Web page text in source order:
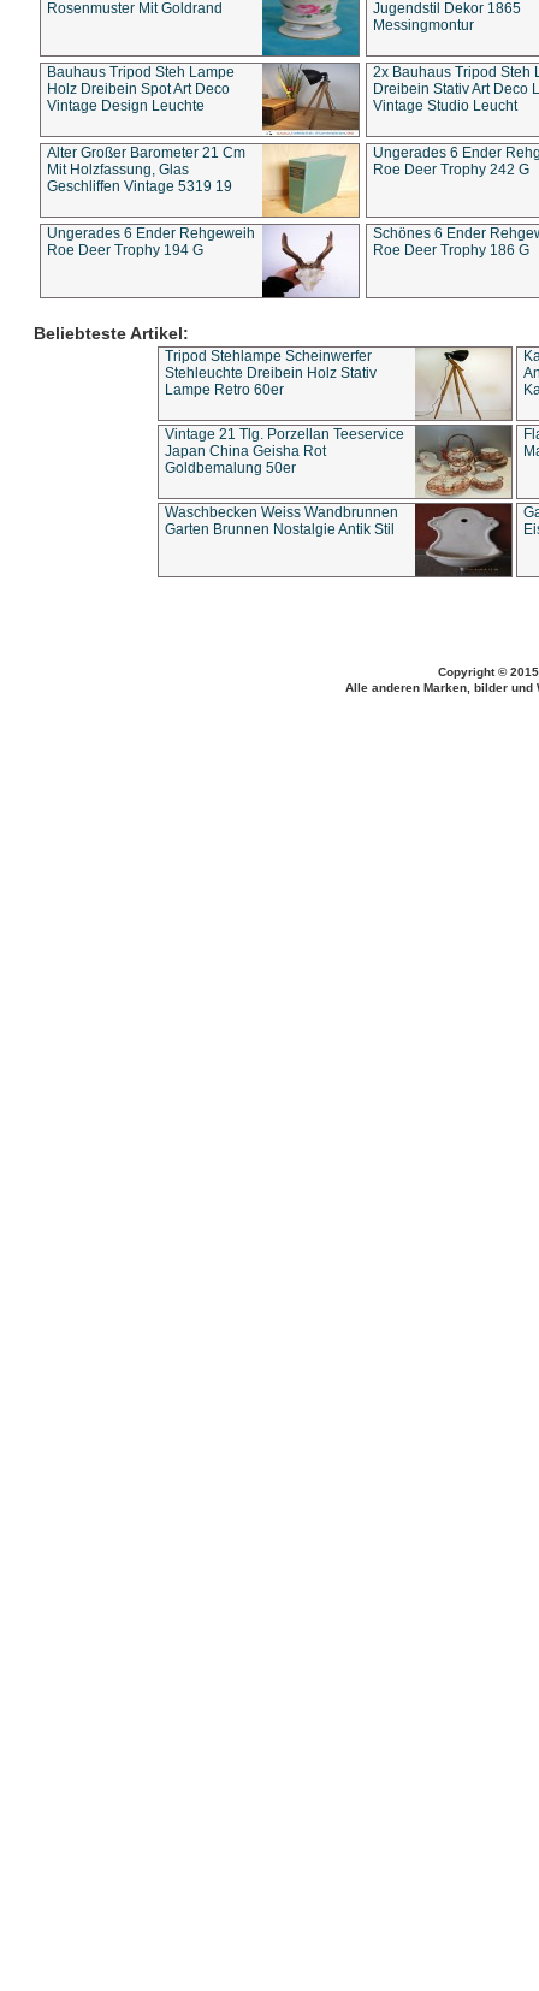
Rosenmuster Mit Goldrand
Jugendstil Dekor 1865
Messingmontur
Bauhaus Tripod Steh Lampe
Holz Dreibein Spot Art Deco
Vintage Design Leuchte
2x Bauhaus Tripod Steh
Dreibein Stativ Art Deco
Vintage Studio Leucht
Alter Großer Barometer 21 Cm
Mit Holzfassung, Glas
Geschliffen Vintage 5319 19
Ungerades 6 Ender
Roe Deer Trophy 242 G
Ungerades 6 Ender Rehgeweih
Roe Deer Trophy 194 G
Schönes 6 Ender
Roe Deer Trophy 186 G
Beliebteste Artikel:
Tripod Stehlampe Scheinwerfer
Stehleuchte Dreibein Holz Stativ
Lampe Retro 60er
Vintage 21 Tlg. Porzellan Teeservice
Japan China Geisha Rot
Goldbemalung 50er
Waschbecken Weiss Wandbrunnen
Garten Brunnen Nostalgie Antik Stil
Copyright ©
Alle anderen Marken, bilder und